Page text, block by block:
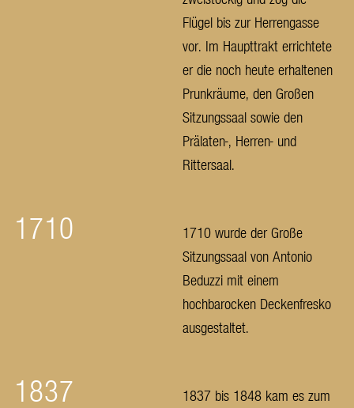
Flügel bis zur Herrengasse
vor. Im Haupttrakt errichtete
er die noch heute erhaltenen
Prunkräume, den Großen
Sitzungssaal sowie den
Prälaten-, Herren- und
Rittersaal.
1710
1710 wurde der Große
Sitzungssaal von Antonio
Beduzzi mit einem
hochbarocken Deckenfresko
ausgestaltet.
1837
1837 bis 1848 kam es zum